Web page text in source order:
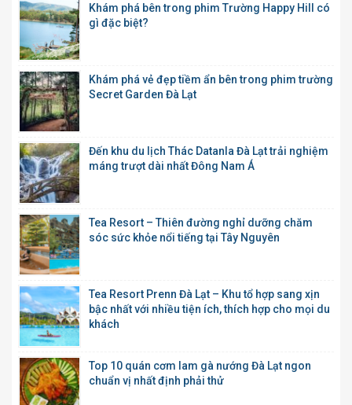
Khám phá bên trong phim Trường Happy Hill có
gì đặc biệt?
Khám phá vẻ đẹp tiềm ẩn bên trong phim trường
Secret Garden Đà Lạt
Đến khu du lịch Thác Datanla Đà Lạt trải nghiệm
máng trượt dài nhất Đông Nam Á
Tea Resort – Thiên đường nghỉ dưỡng chăm
sóc sức khỏe nổi tiếng tại Tây Nguyên
Tea Resort Prenn Đà Lạt – Khu tổ hợp sang xịn
bậc nhất với nhiều tiện ích, thích hợp cho mọi du
khách
Top 10 quán cơm lam gà nướng Đà Lạt ngon
chuẩn vị nhất định phải thử